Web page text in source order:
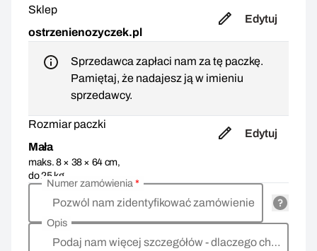
Sklep
ostrzenienozyczek.pl
Edytuj
Sprzedawca zapłaci nam za tę paczkę.
Pamiętaj, że nadajesz ją w imieniu
sprzedawcy.
Rozmiar paczki
Mała
maks. 8 × 38 × 64 cm,
do 25 kg
Edytuj
Pozwól nam zidentyfikować zamówienie
Numer zamówienia*
Podaj nam więcej szczegółów - dlaczego chcesz zwrócić towar, co jest powodem?
Opis